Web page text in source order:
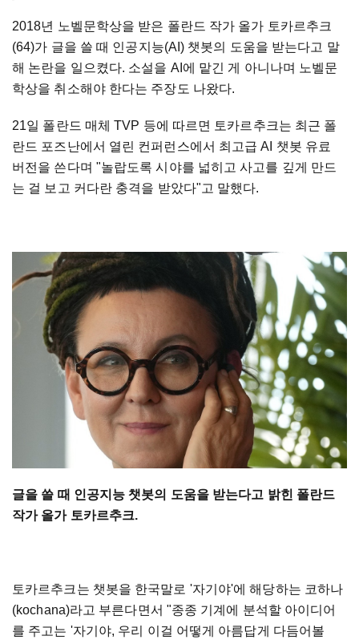
2018년 노벨문학상을 받은 폴란드 작가 올가 토카르추크
(64)가 글을 쓸 때 인공지능(AI) 챗봇의 도움을 받는다고 말
해 논란을 일으켰다. 소설을 AI에 맡긴 게 아니나며 노벨문
학상을 취소해야 한다는 주장도 나왔다.
21일 폴란드 매체 TVP 등에 따르면 토카르추크는 최근 폴
란드 포즈난에서 열린 컨퍼런스에서 최고급 AI 챗봇 유료
버전을 쓴다며 "놀랍도록 시야를 넓히고 사고를 깊게 만드
는 걸 보고 커다란 충격을 받았다"고 말했다.
글을 쓸 때 인공지능 챗봇의 도움을 받는다고 밝힌 폴란드
작가 올가 토카르추크.
토카르추크는 챗봇을 한국말로 '자기야'에 해당하는 코하나
(kochana)라고 부른다면서 "종종 기계에 분석할 아이디어
를 주고는 '자기야, 우리 이걸 어떻게 아름답게 다듬어볼